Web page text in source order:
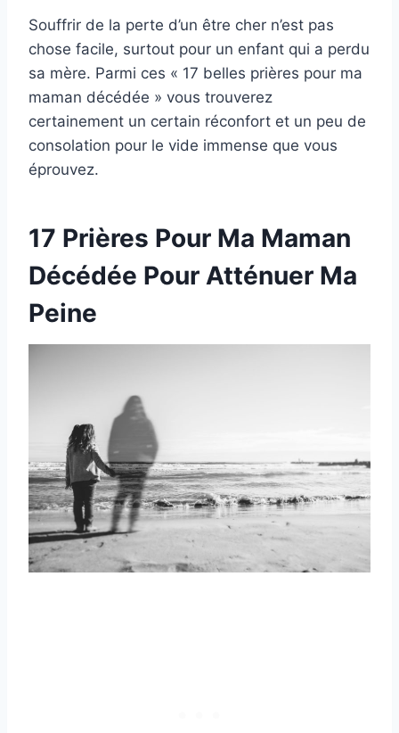
Souffrir de la perte d’un être cher n’est pas
chose facile, surtout pour un enfant qui a perdu
sa mère. Parmi ces « 17 belles prières pour ma
maman décédée » vous trouverez
certainement un certain réconfort et un peu de
consolation pour le vide immense que vous
éprouvez.
17 Prières Pour Ma Maman
Décédée Pour Atténuer Ma
Peine